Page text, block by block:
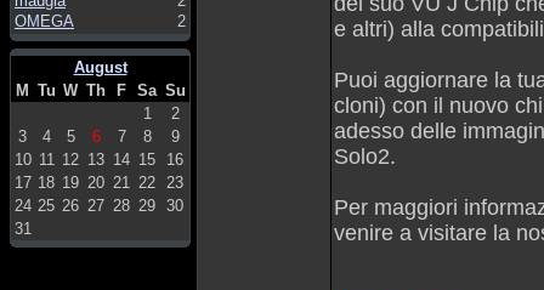
OMEGA
2
August
M Tu W Th F Sa Su
1
2
3
4 5 6 7 8
9
10 11 12 13 14 15
16
17 18 19 20 21 22 23
24 25 26 27 28 29 30
31
e altri) alla
Puoi aggiornare la
cloni) con il nuovo
adesso delle
Solo2.
Per maggiori
venire a visitare la